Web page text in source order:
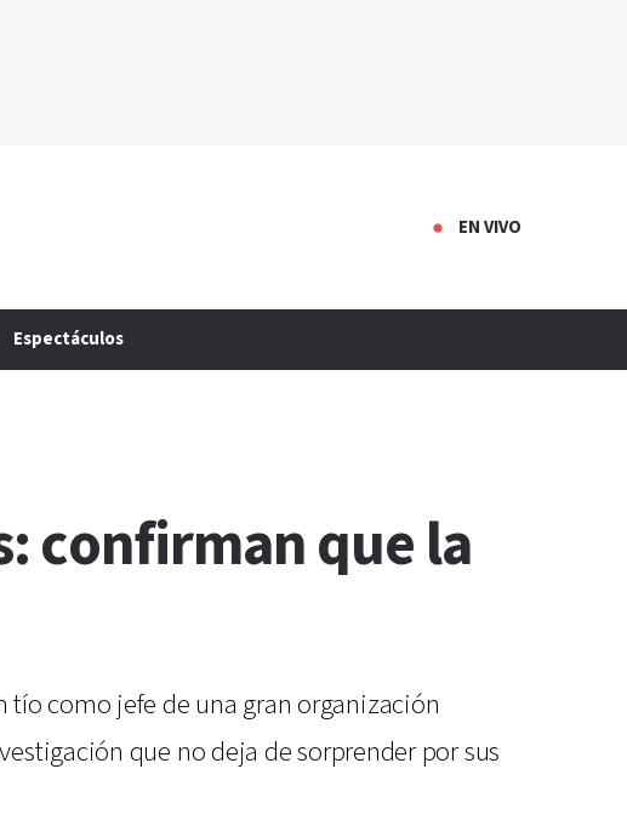
EN VIVO
Espectáculos
confirman que la
como jefe de una gran organización
que no deja de sorprender por sus